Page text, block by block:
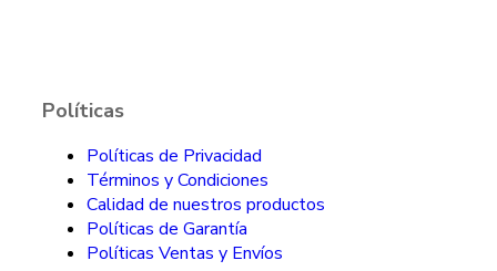
Políticas
Políticas de Privacidad
Términos y Condiciones
Calidad de nuestros productos
Políticas de Garantía
Políticas Ventas y Envíos